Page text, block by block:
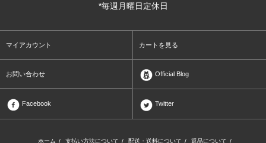
*毎週月曜日定休日
マイアカウント カートを見る
お問い合わせ Official Blog
Facebook Twitter
ホーム / 支払い方法について / 配送・送料について / 返品について /